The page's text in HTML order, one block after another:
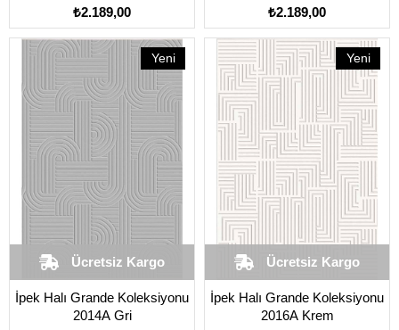
₺2.189,00
₺2.189,00
İpek Halı Grande Koleksiyonu
2014A Gri
Ücretsiz Kargo
Yeni
Ürün
İpek Halı Grande Koleksiyonu
2016A Krem
Ücretsiz Kargo
Yeni
Ürün